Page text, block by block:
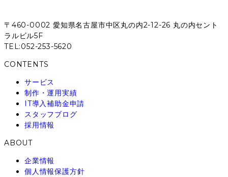
〒460-0002 愛知県名古屋市中区丸の内2-12-26 丸の内セント
ラルビル5F
TEL:052-253-5620
CONTENTS
サービス
制作・運用実績
IT導入補助金申請
スタッフブログ
採用情報
ABOUT
企業情報
個人情報保護方針